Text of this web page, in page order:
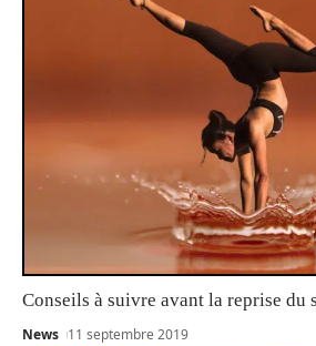
Conseils à suivre avant la reprise du
News 11 septembre 2019